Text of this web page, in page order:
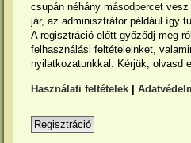
csupán néhány másodpercet
jár, az adminisztrátor például így
A regisztráció előtt győződj meg
felhasználási feltételeinket,
nyilatkozatunkkal. Kérjük, olvasd
Használati feltételek |
Regisztráció